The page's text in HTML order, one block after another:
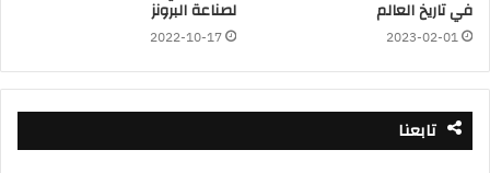
في تاريخ العالم
2023-02-01
لصناعة البرونز
2022-10-17
تابعنا